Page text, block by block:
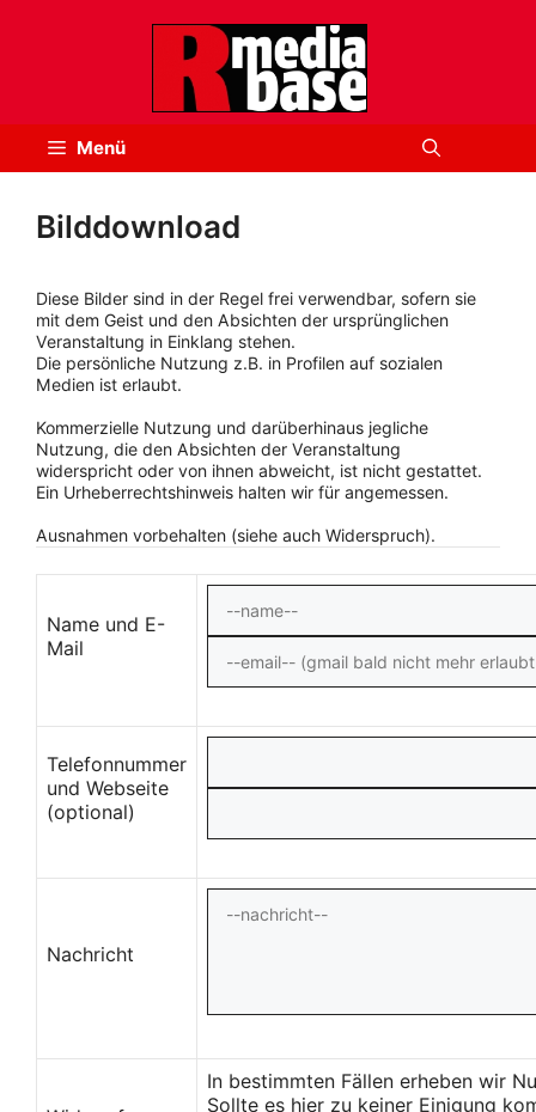
Menü
Bilddownload
Diese Bilder sind in der Regel frei verwendbar, sofern sie
mit dem Geist und den Absichten der ursprünglichen
Veranstaltung in Einklang stehen.
Die persönliche Nutzung z.B. in Profilen auf sozialen
Medien ist erlaubt.
Kommerzielle Nutzung und darüberhinaus jegliche
Nutzung, die den Absichten der Veranstaltung
widerspricht oder von ihnen abweicht, ist nicht gestattet.
Ein Urheberrechtshinweis halten wir für angemessen.
Ausnahmen vorbehalten (siehe auch Widerspruch).
Name und E-
Mail
Telefonnummer
und Webseite
(optional)
Nachricht
In bestimmten Fällen erheben wir
Sollte es hier zu keiner Einigung